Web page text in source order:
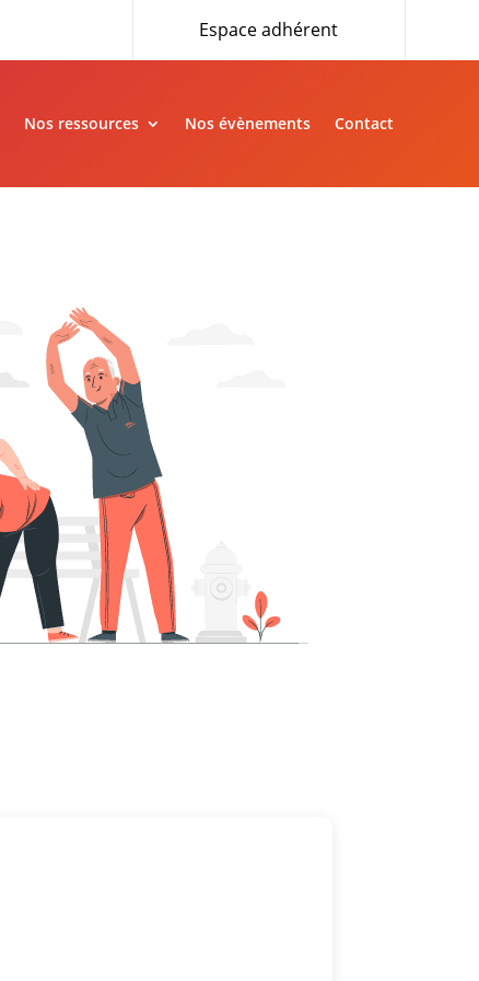
Espace adhérent
Nos ressources Nos évènements Contact